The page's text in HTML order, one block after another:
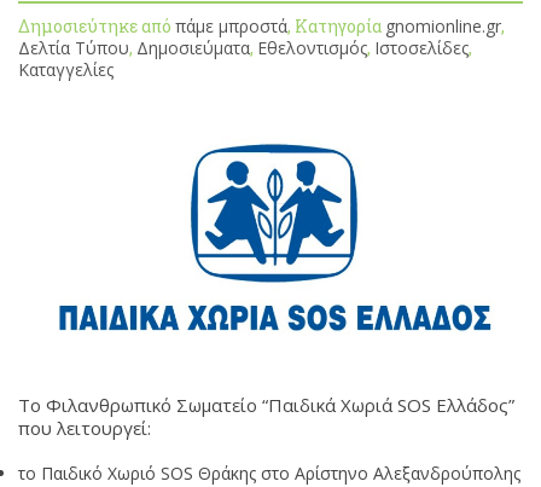
Δημοσιεύτηκε από πάμε μπροστά, Κατηγορία gnomionline.gr,
Δελτία Τύπου, Δημοσιεύματα, Εθελοντισμός, Ιστοσελίδες,
Καταγγελίες
Το Φιλανθρωπικό Σωματείο “Παιδικά Χωριά SOS Ελλάδος”
που λειτουργεί:
το Παιδικό Χωριό SOS Θράκης στο Αρίστηνο Αλεξανδρούπολης